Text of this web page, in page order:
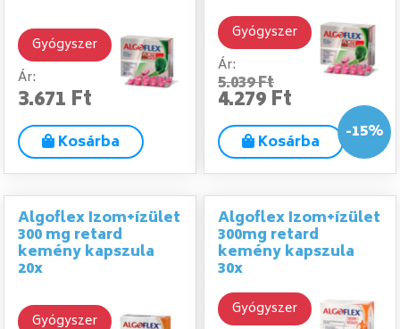
Gyógyszer
Ár:
3.671 Ft
Kosárba
Gyógyszer
Ár:
5.039 Ft
4.279 Ft
Kosárba -15%
Algoflex Izom+ízület
300 mg retard
kemény kapszula
20x
Gyógyszer
Algoflex Izom+ízület
300mg retard
kemény kapszula
30x
Gyógyszer